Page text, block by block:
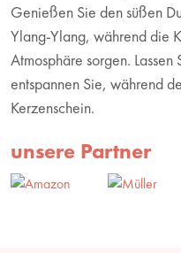
Genießen Sie den süßen
Ylang-Ylang, während die
Atmosphäre sorgen.
entspannen Sie, während
Kerzenschein.
unsere Partner